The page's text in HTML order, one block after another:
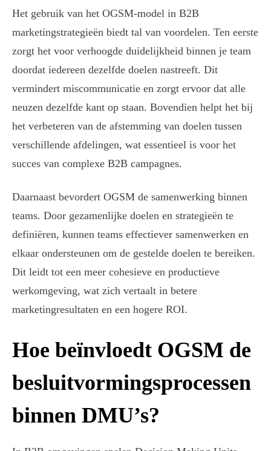
Het gebruik van het OGSM-model in B2B
marketingstrategieën biedt tal van voordelen. Ten eerste
zorgt het voor verhoogde duidelijkheid binnen je team
doordat iedereen dezelfde doelen nastreeft. Dit
vermindert miscommunicatie en zorgt ervoor dat alle
neuzen dezelfde kant op staan. Bovendien helpt het bij
het verbeteren van de afstemming van doelen tussen
verschillende afdelingen, wat essentieel is voor het
succes van complexe B2B campagnes.
Daarnaast bevordert OGSM de samenwerking binnen
teams. Door gezamenlijke doelen en strategieën te
definiëren, kunnen teams effectiever samenwerken en
elkaar ondersteunen om de gestelde doelen te bereiken.
Dit leidt tot een meer cohesieve en productieve
werkomgeving, wat zich vertaalt in betere
marketingresultaten en een hogere ROI.
Hoe beïnvloedt OGSM de
besluitvormingsprocessen
binnen DMU’s?